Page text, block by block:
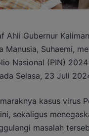
Ahli Gubernur
Manusia, Suhaemi,
Nasional (PIN)
Selasa, 23 Juli
kasus virus
sekaligus
masalah